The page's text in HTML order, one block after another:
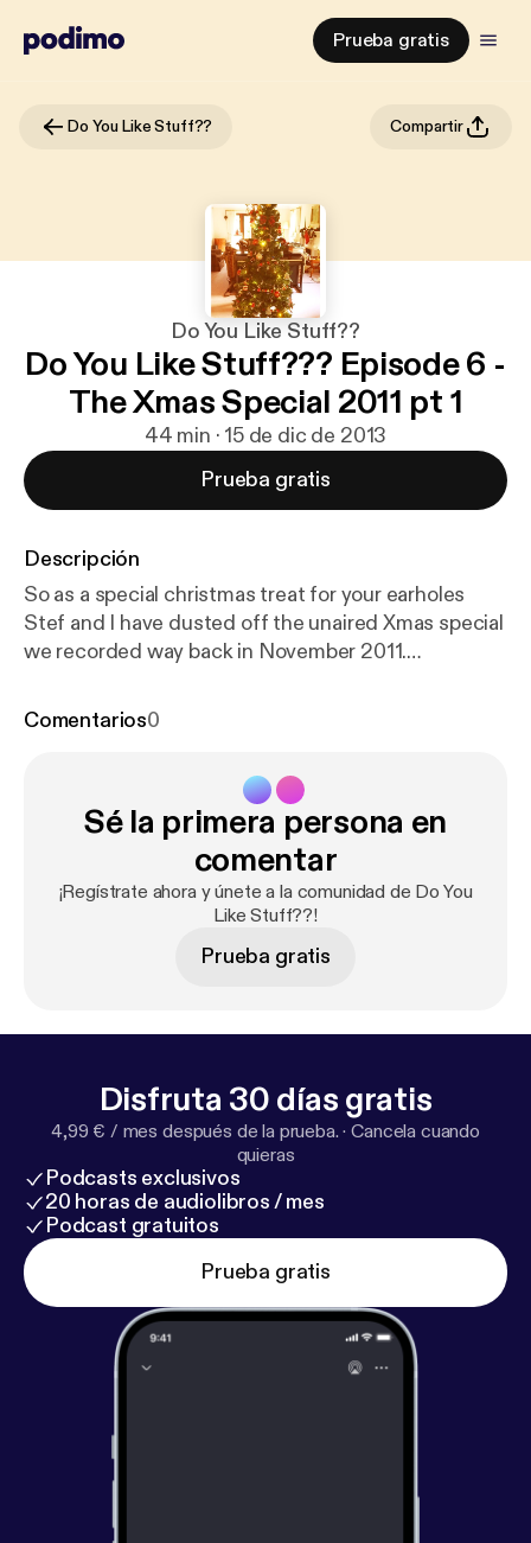
Prueba gratis
Do You Like Stuff?? Compartir
Do You Like Stuff??
Do You Like Stuff??? Episode 6 -
The Xmas Special 2011 pt 1
44 min · 15 de dic de 2013
Prueba gratis
Descripción
So as a special christmas treat for your earholes
Stef and I have dusted off the unaired Xmas special
we recorded way back in November 2011.
you're all good boys and girls we'll get to part 2.....in
p://www.podbean.com/podcast-detail?pid=105784
http://www.podbean.com/podcast-detail?pid=105
Comentarios0
Sé la primera persona en
comentar
¡Regístrate ahora y únete a la comunidad de Do You
Like Stuff??!
Prueba gratis
Disfruta 30 días gratis
4,99 € / mes después de la prueba. ·Cancela cuando
quieras
Podcasts exclusivos
20 horas de audiolibros / mes
Podcast gratuitos
Prueba gratis